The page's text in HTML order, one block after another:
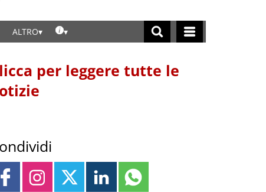
ALTRO
per leggere tutte le